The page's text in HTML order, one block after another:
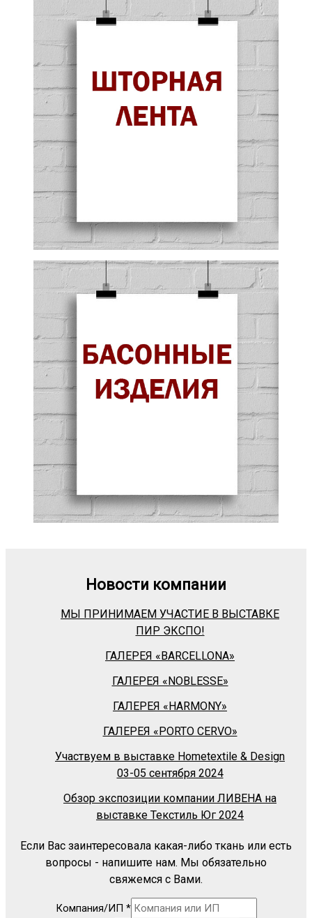
Новости компании
МЫ ПРИНИМАЕМ УЧАСТИЕ В ВЫСТАВКЕ
ПИР ЭКСПО!
ГАЛЕРЕЯ «BARСELLONA»
ГАЛЕРЕЯ «NOBLESSE»
ГАЛЕРЕЯ «HARMONY»
ГАЛЕРЕЯ «PORTO CERVO»
Участвуем в выставке Hometextile & Design
03-05 сентября 2024
Обзор экспозиции компании ЛИВЕНА на
выставке Текстиль Юг 2024
Если Вас заинтересовала какая-либо ткань или есть
вопросы - напишите нам. Мы обязательно
свяжемся с Вами.
Компания/ИП *